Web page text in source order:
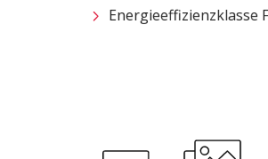
Energieeffizienzklasse F